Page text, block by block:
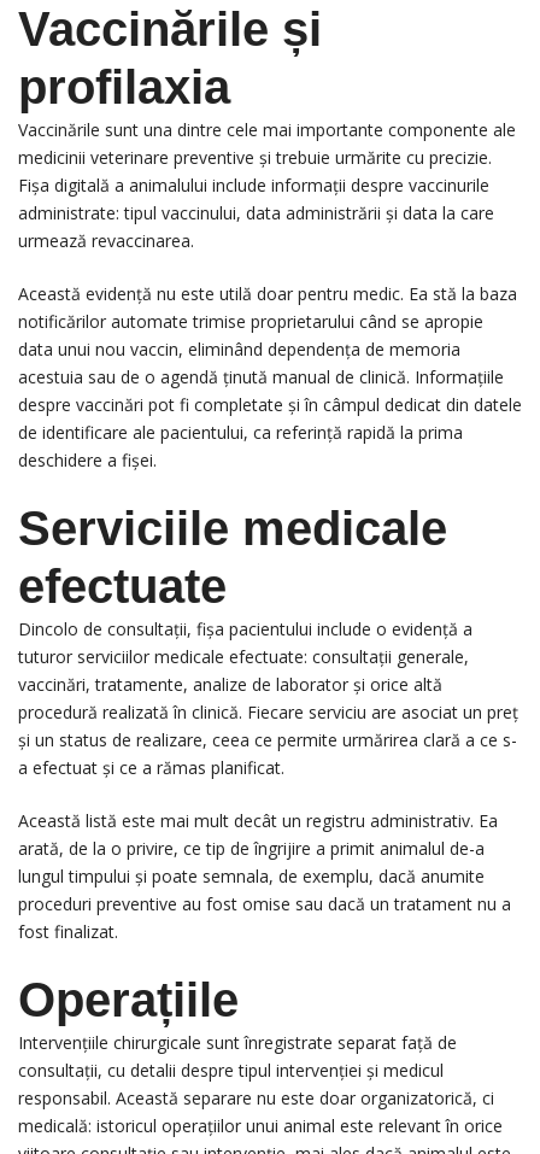
Vaccinările și
profilaxia
Vaccinările sunt una dintre cele mai importante componente ale
medicinii veterinare preventive și trebuie urmărite cu precizie.
Fișa digitală a animalului include informații despre vaccinurile
administrate: tipul vaccinului, data administrării și data la care
urmează revaccinarea.
Această evidență nu este utilă doar pentru medic. Ea stă la baza
notificărilor automate trimise proprietarului când se apropie
data unui nou vaccin, eliminând dependența de memoria
acestuia sau de o agendă ținută manual de clinică. Informațiile
despre vaccinări pot fi completate și în câmpul dedicat din datele
de identificare ale pacientului, ca referință rapidă la prima
deschidere a fișei.
Serviciile medicale
efectuate
Dincolo de consultații, fișa pacientului include o evidență a
tuturor serviciilor medicale efectuate: consultații generale,
vaccinări, tratamente, analize de laborator și orice altă
procedură realizată în clinică. Fiecare serviciu are asociat un preț
și un status de realizare, ceea ce permite urmărirea clară a ce s-
a efectuat și ce a rămas planificat.
Această listă este mai mult decât un registru administrativ. Ea
arată, de la o privire, ce tip de îngrijire a primit animalul de-a
lungul timpului și poate semnala, de exemplu, dacă anumite
proceduri preventive au fost omise sau dacă un tratament nu a
fost finalizat.
Operațiile
Intervențiile chirurgicale sunt înregistrate separat față de
consultații, cu detalii despre tipul intervenției și medicul
responsabil. Această separare nu este doar organizatorică, ci
medicală: istoricul operațiilor unui animal este relevant în orice